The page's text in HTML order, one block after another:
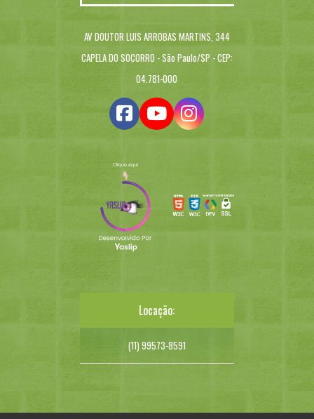
AV DOUTOR LUIS ARROBAS MARTINS, 344
CAPELA DO SOCORRO - São Paulo/SP - CEP:
04.781-000
Locação:
(11) 99573-8591